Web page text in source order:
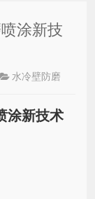
涂新技
水冷壁防磨
涂新技术